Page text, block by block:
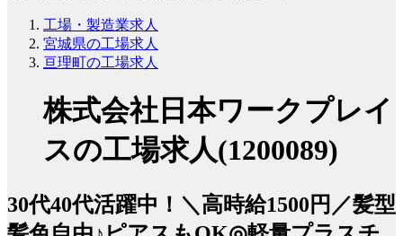
工場・製造業求人
宮城県の工場求人
亘理町の工場求人
株式会社日本ワークプレイ
スの工場求人(1200089)
30代40代活躍中！＼高時給1500円／髪型